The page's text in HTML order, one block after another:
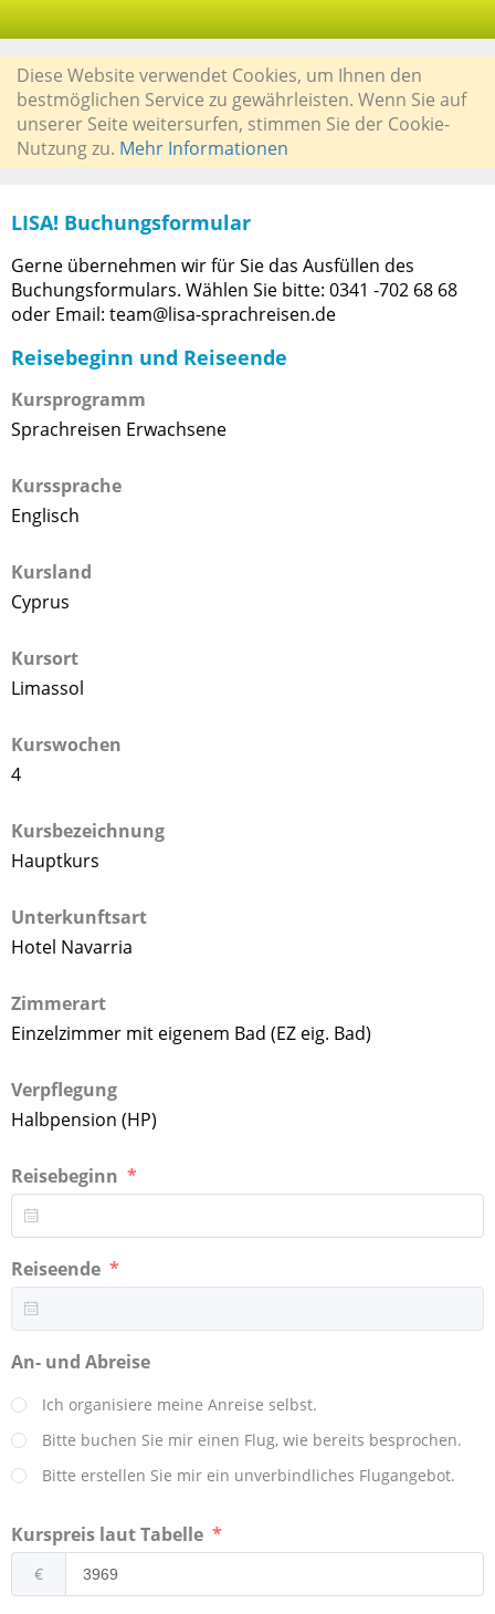
Diese Website verwendet Cookies, um Ihnen den
bestmöglichen Service zu gewährleisten. Wenn Sie auf
unserer Seite weitersurfen, stimmen Sie der Cookie-
Nutzung zu. Mehr Informationen
LISA! Buchungsformular
Gerne übernehmen wir für Sie das Ausfüllen des
Buchungsformulars. Wählen Sie bitte: 0341 -702 68 68
oder Email: team@lisa-sprachreisen.de
Reisebeginn und Reiseende
Kursprogramm
Sprachreisen Erwachsene
Kurssprache
Englisch
Kursland
Cyprus
Kursort
Limassol
Kurswochen
4
Kursbezeichnung
Hauptkurs
Unterkunftsart
Hotel Navarria
Zimmerart
Einzelzimmer mit eigenem Bad (EZ eig. Bad)
Verpflegung
Halbpension (HP)
Reisebeginn
Reiseende
An- und Abreise
Ich organisiere meine Anreise selbst.
Bitte buchen Sie mir einen Flug, wie bereits besprochen.
Bitte erstellen Sie mir ein unverbindliches Flugangebot.
Kurspreis laut Tabelle
€